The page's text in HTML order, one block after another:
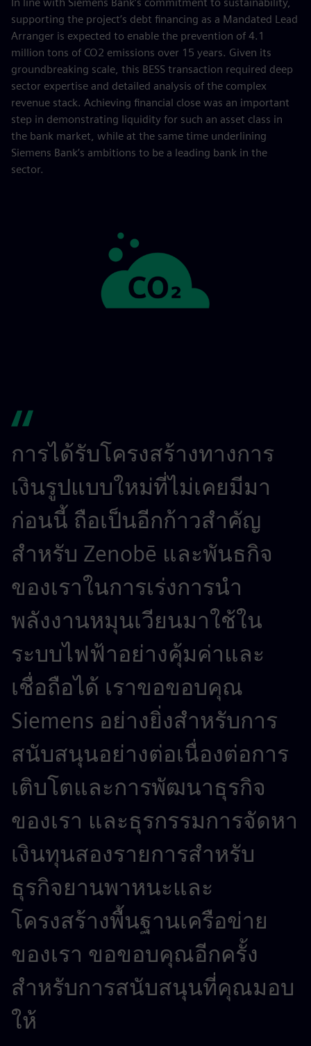
supporting the project’s debt financing as a Mandated Lead
Arranger is expected to enable the prevention of 4.1
million tons of CO2 emissions over 15 years. Given its
groundbreaking scale, this BESS transaction required deep
sector expertise and detailed analysis of the complex
revenue stack. Achieving financial close was an important
step in demonstrating liquidity for such an asset class in
the bank market, while at the same time underlining
Siemens Bank’s ambitions to be a leading bank in the
sector.
การได้รับโครงสร้างทางการ
เงินรูปแบบใหม่ที่ไม่เคยมีมา
ก่อนนี้ ถือเป็นอีกก้าวสำคัญ
สำหรับ Zenobē และพันธกิจ
ของเราในการเร่งการนำ
พลังงานหมุนเวียนมาใช้ใน
ระบบไฟฟ้าอย่างคุ้มค่าและ
เชื่อถือได้ เราขอขอบคุณ
Siemens อย่างยิ่งสำหรับการ
สนับสนุนอย่างต่อเนื่องต่อการ
เติบโตและการพัฒนาธุรกิจ
ของเรา และธุรกรรมการจัดหา
เงินทุนสองรายการสำหรับ
ธุรกิจยานพาหนะและ
โครงสร้างพื้นฐานเครือข่าย
ของเรา ขอขอบคุณอีกครั้ง
สำหรับการสนับสนุนที่คุณมอบ
ให้